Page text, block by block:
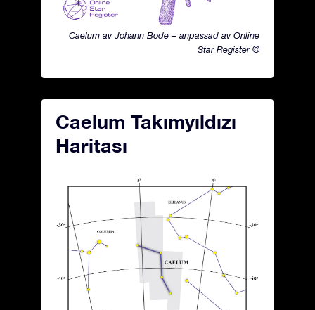
Caelum av Johann Bode – anpassad av Online
Star Register ©
Caelum Takımyıldızı
Haritası